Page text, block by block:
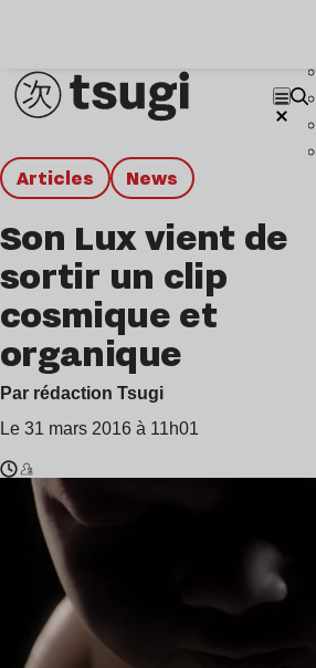
Articles news
Son Lux vient de
sortir un clip
cosmique et
organique
Par rédaction Tsugi
Le 31 mars 2016 à 11h01
Temps
lecture
Son
Lux